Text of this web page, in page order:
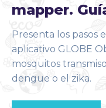
mapper.
Presenta los pasos
aplicativo GLOBE
mosquitos
dengue o el zika.